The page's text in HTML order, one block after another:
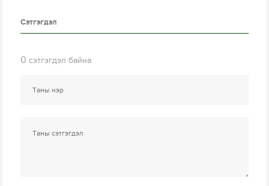
Сэтгэгдэл
0 сэтгэгдэл байна